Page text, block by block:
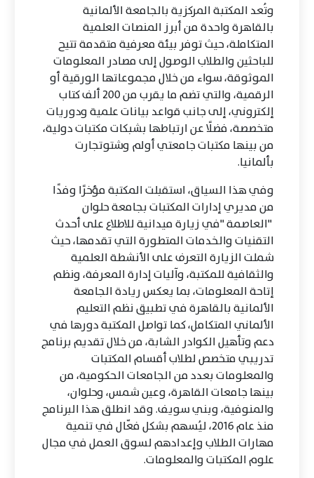
وتُعد المكتبة المركزية بالجامعة الألمانية
بالقاهرة واحدة من أبرز المنصات العلمية
المتكاملة، حيث توفر بيئة معرفية متقدمة تتيح
للباحثين والطلاب الوصول إلى مصادر المعلومات
الموثوقة، سواء من خلال مجموعاتها الورقية أو
الرقمية، والتي تضم ما يقرب من 200 ألف كتاب
إلكتروني، إلى جانب قواعد بيانات علمية ودوريات
متخصصة، فضلًا عن ارتباطها بشبكات مكتبات دولية،
من بينها مكتبات جامعتي أولم وشتوتجارت
بألمانيا.
وفي هذا السياق، استقبلت المكتبة مؤخرًا وفدًا
من مديري إدارات المكتبات بجامعة حلوان
"العاصمة "في زيارة ميدانية للاطلاع على أحدث
التقنيات والخدمات المتطورة التي تقدمها، حيث
شملت الزيارة التعرف على الأنشطة العلمية
والثقافية للمكتبة، وآليات إدارة المعرفة، ونظم
إتاحة المعلومات، بما يعكس ريادة الجامعة
الألمانية بالقاهرة في تطبيق نظم التعليم
الألماني المتكامل، كما تواصل المكتبة دورها في
دعم وتأهيل الكوادر الشابة، من خلال تقديم برنامج
تدريبي متخصص لطلاب أقسام المكتبات
والمعلومات بعدد من الجامعات الحكومية، من
بينها جامعات القاهرة، وعين شمس، وحلوان،
والمنوفية، وبني سويف. وقد انطلق هذا البرنامج
منذ عام 2016، ليُسهم بشكل فعّال في تنمية
مهارات الطلاب وإعدادهم لسوق العمل في مجال
علوم المكتبات والمعلومات.